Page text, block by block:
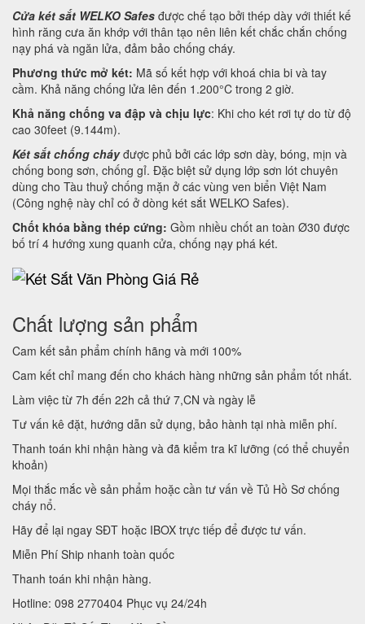
Cửa két sắt WELKO Safes được chế tạo bởi thép dày với thiết kế
hình răng cưa ăn khớp với thân tạo nên liên kết chắc chắn chống
nạy phá và ngăn lửa, đảm bảo chống cháy.
Phương thức mở két: Mã số kết hợp với khoá chia bi và tay
cầm. Khả năng chống lửa lên đến 1.200°C trong 2 giờ.
Khả năng chống va đập và chịu lực: Khi cho két rơi tự do từ độ
cao 30feet (9.144m).
Két sắt chống cháyđược phủ bởi các lớp sơn dày, bóng, mịn và
chống bong sơn, chống gỉ. Đặc biệt sử dụng lớp sơn lót chuyên
dùng cho Tàu thuỷ chống mặn ở các vùng ven biển Việt Nam
(Công nghệ này chỉ có ở dòng két sắt WELKO Safes).
Chốt khóa bằng thép cứng: Gồm nhiều chốt an toàn Ø30 được
bố trí 4 hướng xung quanh cửa, chống nạy phá két.
Chất lượng sản phẩm
Cam kết sản phẩm chính hãng và mới 100%
Cam kết chỉ mang đến cho khách hàng những sản phẩm tốt nhất.
Làm việc từ 7h đến 22h cả thứ 7,CN và ngày lễ
Tư vấn kê đặt, hướng dẫn sử dụng, bảo hành tại nhà miễn phí.
Thanh toán khi nhận hàng và đã kiểm tra kĩ lưỡng (có thể chuyển
khoản)
Mọi thắc mắc về sản phẩm hoặc cần tư vấn về Tủ Hồ Sơ chống
cháy nổ.
Hãy để lại ngay SĐT hoặc IBOX trực tiếp để được tư vấn.
Miễn Phí Ship nhanh toàn quốc
Thanh toán khi nhận hàng.
Hotline: 098 2770404 Phục vụ 24/24h